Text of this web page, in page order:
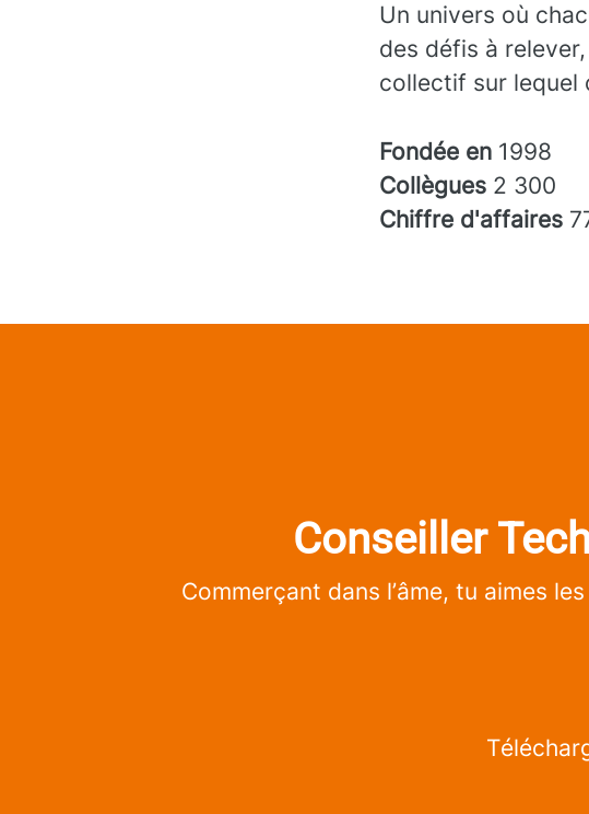
Un univers où
des défis à
collectif sur lequel
Fondée en 1998
Collègues 2 300
Chiffre d'affaires
Conseiller
Commerçant dans l’âme, tu aimes